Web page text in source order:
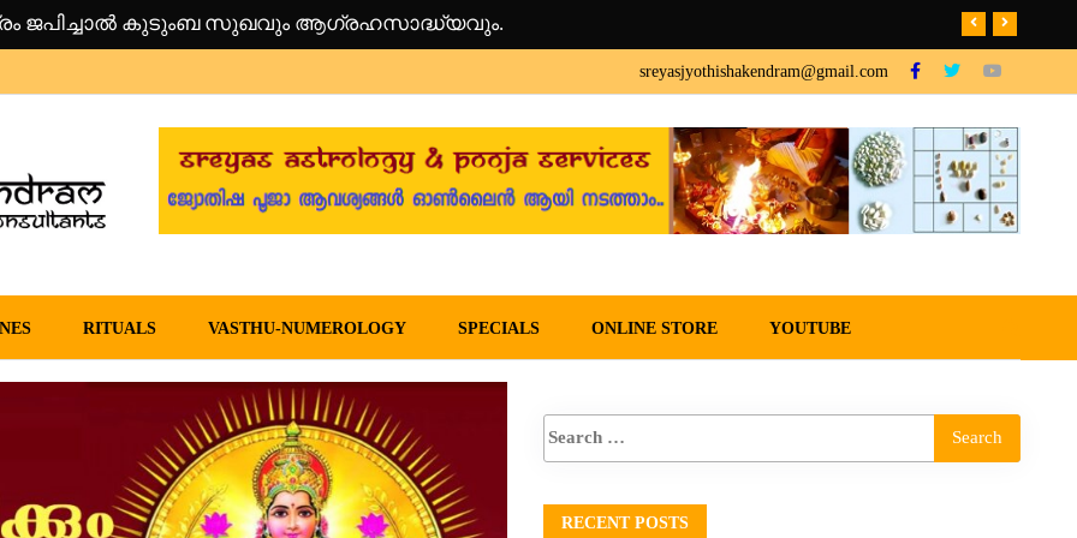
sreyasjyothishakendram@gmail.com
Malayalam –
RITUALS VASTHU-NUMEROLOGY SPECIALS ONLINE STORE YOUTUBE
RECENT POSTS